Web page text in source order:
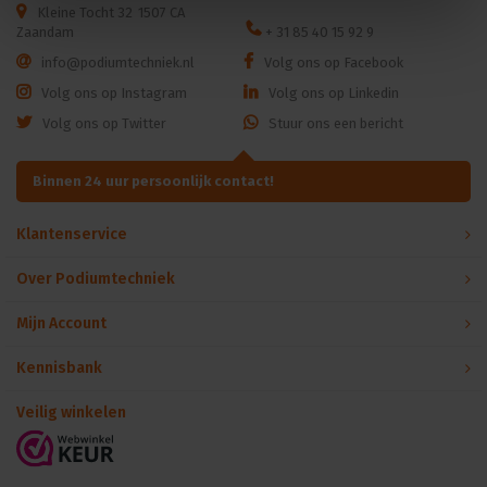
Kleine Tocht 32 1507 CA
Zaandam
+ 31 85 40 15 92 9
info@podiumtechniek.nl
Volg ons op Facebook
Volg ons op Instagram
Volg ons op Linkedin
Volg ons op Twitter
Stuur ons een bericht
Binnen 24 uur persoonlijk contact!
Klantenservice
Over Podiumtechniek
Mijn Account
Kennisbank
Veilig winkelen